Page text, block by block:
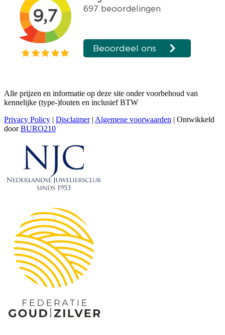
Alle prijzen en informatie op deze site onder voorbehoud van
kennelijke (type-)fouten en inclusief BTW
Privacy Policy | Disclaimer| Algemene voorwaarden | Ontwikkeld
doorBURO210